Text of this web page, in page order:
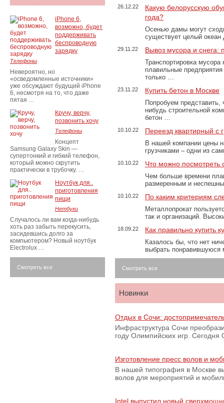
26.12.22
Какую белорусскую
года?
Осенью дамы могут
существует целый
29.11.22 Вывоз мусора и
Транспортировка
плавильные
только …
23.11.22 Купить бетон в Москве
Попробуем представить,
нибудь строительной
бетон …
10.10.22 Переезд квартирный с
В нашей компании цены
грузчиками – одни из
10.10.22 Что можно посмотреть
Чем больше времени
размеренным и
10.10.22 По каким критериям
Металлопрокат
так и организаций.
18.09.22 Как правильно купить
Казалось бы, что нет
выбрать
Смотреть все
Новинки
Отдых в Сочи:
Инфраструктура Сочи
году Олимпийских игр.
Изготовление пресс волов и
В нашей типография в Москве
волов для мероприятий и
Intel выпустил новый
iPhone 6,
возможно, будет
поддерживать
беспроводную
зарядку
Телефоны
Невероятно, но
«осведомленные источники»
уже обсуждают будущий iPhone
6, несмотря на то, что даже
пятая …
Кручу, верчу,
позвонить хочу
Телефоны
Концепт
Samsung Galaxy Skin —
супертонкий и гибкий телефон,
который можно скрутить
практически в трубочку. …
Ноутбук для..
приготовления
пищи
Нетбуки
Случалось ли вам когда-нибудь
хоть раз забыть перекусить,
засидевшись долго за
компьютером? Новый ноутбук
Electrolux …
Смотреть все